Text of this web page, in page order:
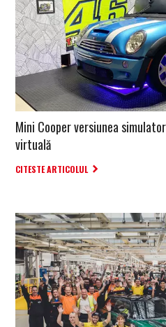
Mini Cooper versiunea
virtuală
CITESTE ARTICOLUL